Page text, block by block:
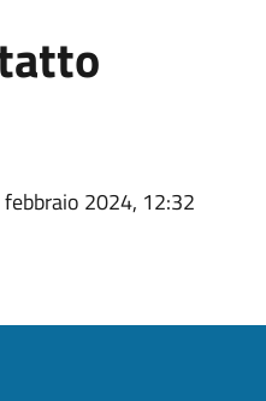
febbraio 2024, 12:32